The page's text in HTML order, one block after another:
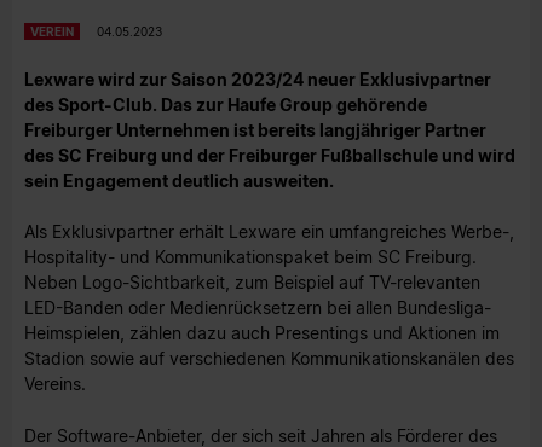
VEREIN 04.05.2023
Lexware wird zur Saison 2023/24 neuer Exklusivpartner
des Sport-Club. Das zur Haufe Group gehörende
Freiburger Unternehmen ist bereits langjähriger Partner
des SC Freiburg und der Freiburger Fußballschule und wird
sein Engagement deutlich ausweiten.
Als Exklusivpartner erhält Lexware ein umfangreiches Werbe-,
Hospitality- und Kommunikationspaket beim SC Freiburg.
Neben Logo-Sichtbarkeit, zum Beispiel auf TV-relevanten
LED-Banden oder Medienrücksetzern bei allen Bundesliga-
Heimspielen, zählen dazu auch Presentings und Aktionen im
Stadion sowie auf verschiedenen Kommunikationskanälen des
Vereins.
Der Software-Anbieter, der sich seit Jahren als Förderer des